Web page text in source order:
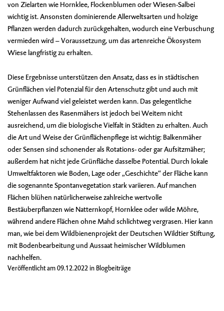
von Zielarten wie Hornklee, Flockenblumen oder Wiesen-Salbei
wichtig ist. Ansonsten dominierende Allerweltsarten und holzige
Pflanzen werden dadurch zurückgehalten, wodurch eine Verbuschung
vermieden wird – Voraussetzung, um das artenreiche Ökosystem
Wiese langfristig zu erhalten.
Diese Ergebnisse unterstützen den Ansatz, dass es in städtischen
Grünflächen viel Potenzial für den Artenschutz gibt und auch mit
weniger Aufwand viel geleistet werden kann. Das gelegentliche
Stehenlassen des Rasenmähers ist jedoch bei Weitem nicht
ausreichend, um die biologische Vielfalt in Städten zu erhalten. Auch
die Art und Weise der Grünflächenpflege ist wichtig: Balkenmäher
oder Sensen sind schonender als Rotations- oder gar Aufsitzmäher;
außerdem hat nicht jede Grünfläche dasselbe Potential. Durch lokale
Umweltfaktoren wie Boden, Lage oder „Geschichte“ der Fläche kann
die sogenannte Spontanvegetation stark variieren. Auf manchen
Flächen blühen natürlicherweise zahlreiche wertvolle
Bestäuberpflanzen wie Natternkopf, Hornklee oder wilde Möhre,
während andere Flächen ohne Mahd schlichtweg vergrasen. Hier kann
man, wie bei dem Wildbienenprojekt der Deutschen Wildtier Stiftung,
mit Bodenbearbeitung und Aussaat heimischer Wildblumen
nachhelfen.
Veröffentlicht am09.12.2022in Blogbeiträge